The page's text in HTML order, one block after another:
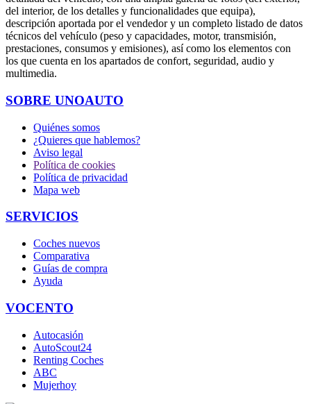
del interior, de los detalles y funcionalidades que equipa),
descripción aportada por el vendedor y un completo listado de datos
técnicos del vehículo (peso y capacidades, motor, transmisión,
prestaciones, consumos y emisiones), así como los elementos con
los que cuenta en los apartados de confort, seguridad, audio y
multimedia.
SOBRE UNOAUTO
Quiénes somos
¿Quieres que hablemos?
Aviso legal
Política de cookies
Política de privacidad
Mapa web
SERVICIOS
Coches nuevos
Comparativa
Guías de compra
Ayuda
VOCENTO
Autocasión
AutoScout24
Renting Coches
ABC
Mujerhoy